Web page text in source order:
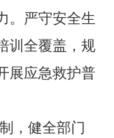
。严守安全生
训全覆盖，规
展应急救护普
，健全部门